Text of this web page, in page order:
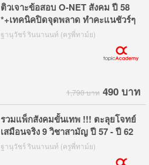
ติวเจาะข้อสอบ O-NET สังคม ปี 58
*+เทคนิคปิดจุดพลาด ทำคะแนชัวร์ๆ
ฐานุวัชร์ รินนานนท์ (ครูพี่ทาม์ย)
1,790 บาท 490 บาท
รวมแพ็กสังคมขั้นเทพ !!! ตะลุยโจทย์
เสมือนจริง 9 วิชาสามัญ ปี 57 - ปี 62
ฐานุวัชร์ รินนานนท์ (ครูพี่ทาม์ย)